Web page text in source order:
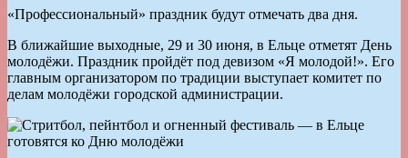
«Профессиональный» праздник будут отмечать два дня.
В ближайшие выходные, 29 и 30 июня, в Ельце отметят День
молодёжи. Праздник пройдёт под девизом «Я молодой!». Его
главным организатором по традиции выступает комитет по
делам молодёжи городской администрации.